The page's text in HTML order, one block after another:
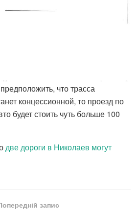
что трасса
концессионной, то проезд по
будет стоить чуть больше 100
две дороги в Николаев могут
запис